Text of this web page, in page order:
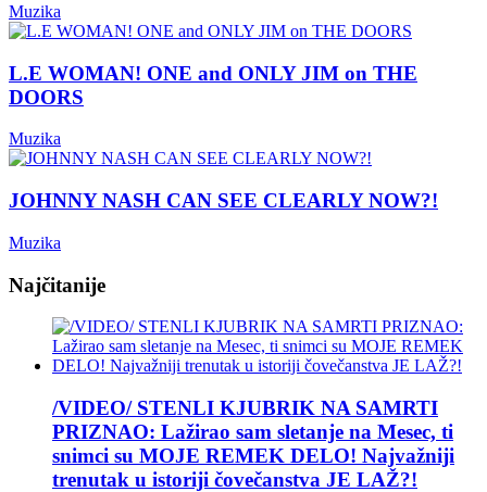
Muzika
L.E WOMAN! ONE and ONLY JIM on THE
DOORS
Muzika
JOHNNY NASH CAN SEE CLEARLY NOW?!
Muzika
Najčitanije
/VIDEO/ STENLI KJUBRIK NA SAMRTI
PRIZNAO: Lažirao sam sletanje na Mesec, ti
snimci su MOJE REMEK DELO! Najvažniji
trenutak u istoriji čovečanstva JE LAŽ?!